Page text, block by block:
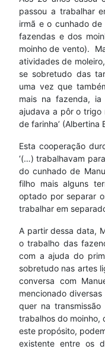
passou a trabalhar
irmã e o cunhado
fazendas e dos
moinho de vento).
atividades de
se sobretudo das
uma vez que
mais na fazenda,
ajudava a pôr o trigo
de farinha’ (Albertina
Esta cooperação
‘(…) trabalhavam
do cunhado de
filho mais alguns
optado por separar
trabalhar em
A partir dessa data,
o trabalho das
com a ajuda do
sobretudo nas artes
conversa com
mencionado
quer na
trabalhos do moinho,
este propósito,
existente entre os